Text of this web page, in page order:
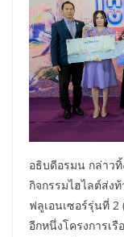
อธิบดีอรมน กล่าวทิ้
กิจกรรมไฮไลต์ส่ง
ฟลูเอนเซอร์รุ่นที่ 2
อีกหนึ่งโครงการเ